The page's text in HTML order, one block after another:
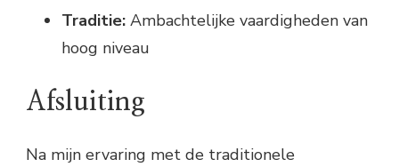
Traditie: Ambachtelijke vaardigheden van
hoog niveau
Afsluiting
Na mijn ervaring met de traditionele